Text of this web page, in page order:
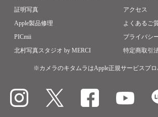
証明写真
Apple製品修理
PICmii
北村写真スタジオ by MERCI
アクセス
よくあるご
プライバシ
特定商取引
※カメラのキタムラはApple正規サービスプロ